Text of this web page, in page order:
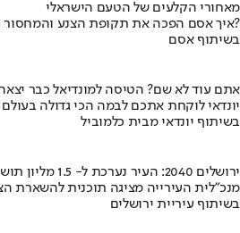
מאחורי הקלעים של הטעם הישראלי
איך אסם הפכה את תקופת הצנע והמחסור הקשה של שנות ה-40 למותג לאומי?
בשיתוף אסם
אתם עוד לא שם? הטיסה למונדיאל כבר
יונדאי לוקחת אתכם לבמה הכי גדולה בעולם
בשיתוף יונדאי מבית כלמוביל
ירושלים 2040: העיר נערכת ל- 1.5 מליון תושבים
מנכ"לית העירייה מציגה תוכנית להשארת
בשיתוף עיריית ירושלים